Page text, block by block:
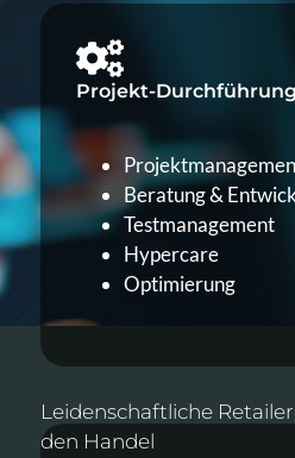
Projekt-Durchführung
Beratung &
Testmanagement
Hypercare
Optimierung
Leidenschaftliche
den Handel